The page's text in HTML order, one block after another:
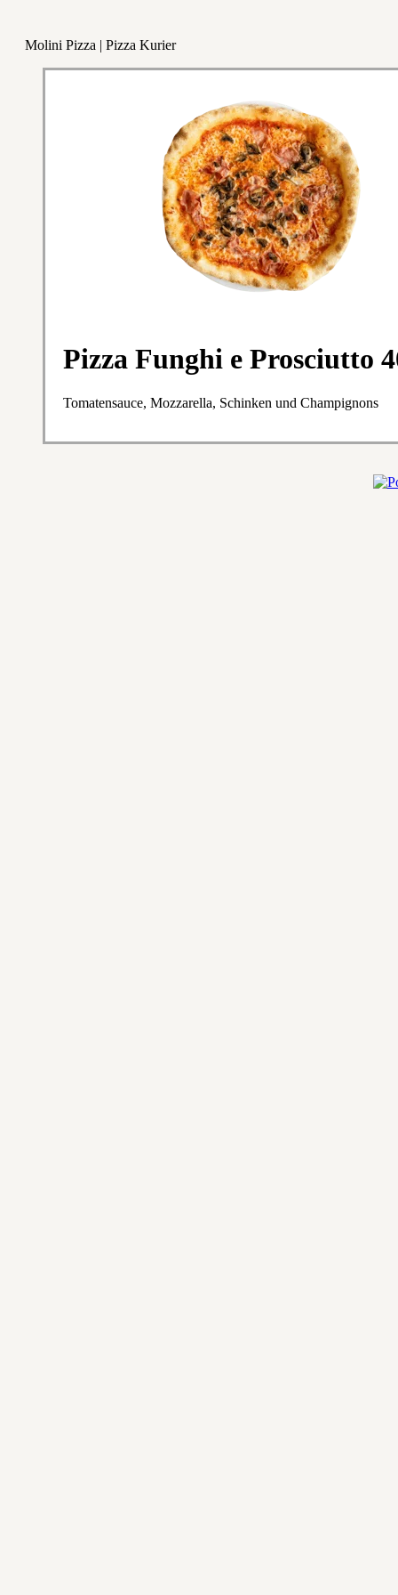
Molini Pizza | Pizza Kurier
Pizza Funghi e Prosciutto
Tomatensauce, Mozzarella, Schinken und Champignons